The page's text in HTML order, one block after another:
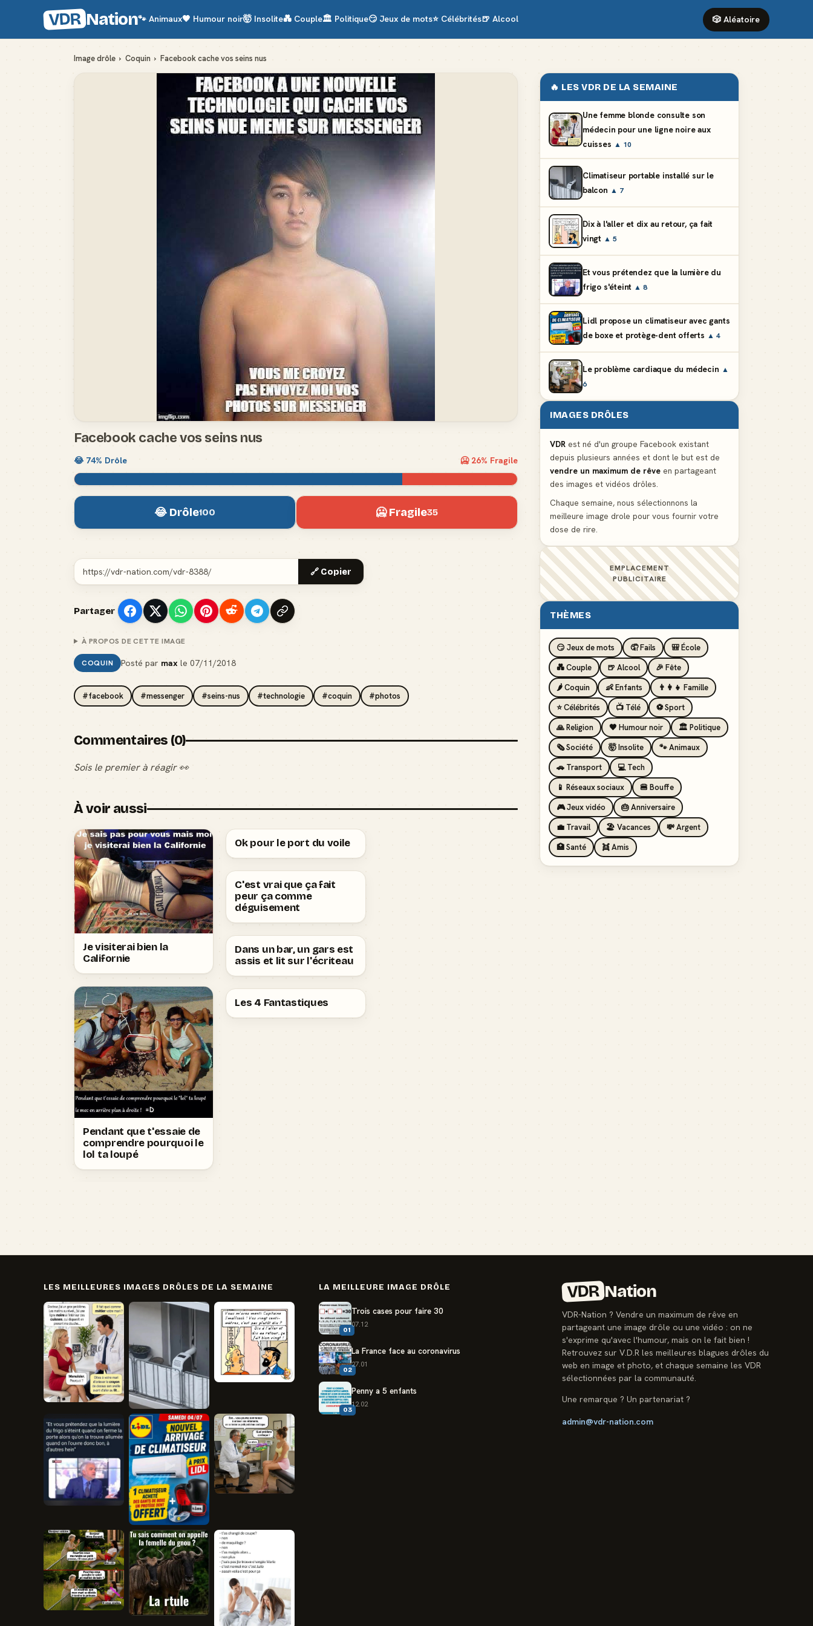
VDR Nation🐾 Animaux🖤 Humour noir🤯 Insolite💑 Couple🏛️ Politique😏 Jeux de mots⭐ Célébrités🍺 Alcool 🎲 Aléatoire
Image drôle › Coquin › Facebook cache vos seins nus
Facebook cache vos seins nus
😂 74% Drôle 🥶 26% Fragile
😂 Drôle100 🥶 Fragile35
🔗 Copier
Partager
À PROPOS DE CETTE IMAGE
COQUIN Posté par max le07/11/2018
#facebook #messenger #seins-nus #technologie #coquin #photos
Commentaires (0)
Sois le premier à réagir 👀
À voir aussi
Je visiterai bien la
Californie
Pendant que t'essaie de
comprendre pourquoi le
lol ta loupé
Ok pour le port du voile
C'est vrai que ça fait
peur ça comme
déguisement
Dans un bar, un gars est
assis et lit sur l'écriteau
Les 4 Fantastiques
🔥 LES VDR DE LA SEMAINE
Une femme blonde consulte son
médecin pour une ligne noire aux
cuisses ▲ 10
Climatiseur portable installé sur le
balcon ▲ 7
Dix à l'aller et dix au retour, ça fait
vingt ▲ 5
Et vous prétendez que la lumière du
frigo s'éteint ▲ 8
Lidl propose un climatiseur avec gants
de boxe et protège-dent offerts ▲ 4
Le problème cardiaque du médecin ▲
6
IMAGES DRÔLES
VDR est né d'un groupe Facebook existant
depuis plusieurs années et dont le but est de
vendre un maximum de rêve en partageant
des images et vidéos drôles.
Chaque semaine, nous sélectionnons la
meilleure image drole pour vous fournir votre
dose de rire.
EMPLACEMENT
PUBLICITAIRE
THÈMES
😏 Jeux de mots 🤦 Fails
🎒 École
💑 Couple
🍺 Alcool
🎉 Fête
🌶️ Coquin
👶 Enfants
👨‍👩‍👧 Famille
⭐ Célébrités
📺 Télé
⚽ Sport
🙏 Religion
🖤 Humour noir
🏛️ Politique
🗞️ Société
🤯 Insolite
🐾 Animaux
🚗 Transport
💻 Tech
📱 Réseaux sociaux
🍔 Bouffe
🎮 Jeux vidéo
🎂 Anniversaire
💼 Travail
🏖️ Vacances
💸 Argent
🏥 Santé
👯 Amis
LES MEILLEURES IMAGES DRÔLES DE LA SEMAINE LA MEILLEURE IMAGE DRÔLE
01
Trois cases pour faire 30
07.12
02
La France face au coronavirus
27.01
03
Penny a 5 enfants
12.02
VDR Nation
VDR-Nation ? Vendre un maximum de rêve en
partageant une image drôle ou une vidéo : on ne
s'exprime qu'avec l'humour, mais on le fait bien !
Retrouvez sur V.D.R les meilleures blagues drôles du
web en image et photo, et chaque semaine les VDR
sélectionnées par la communauté.
Une remarque ? Un partenariat ?
admin@vdr-nation.com